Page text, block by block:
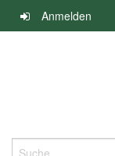
Navigation
überspringen
Anmelden
Suche